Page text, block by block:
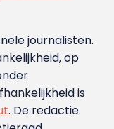
journalisten.
op
is
. De redactie